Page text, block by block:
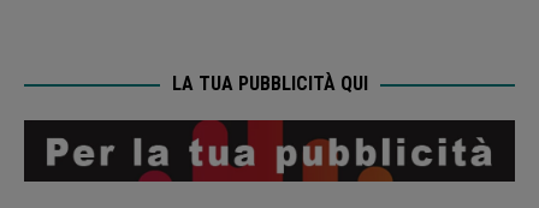
LA TUA PUBBLICITÀ QUI